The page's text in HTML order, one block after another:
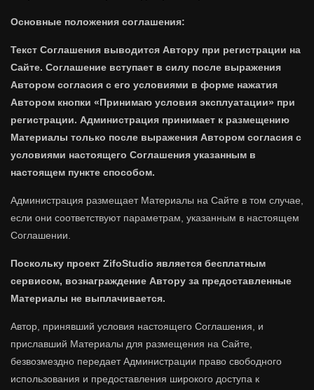
Основные положения соглашения:
Текст Соглашения выводится Автору при регистрации на
Сайте. Соглашение вступает в силу после выражения
Автором согласия с его условиями в форме нажатия
Автором кнопки «Принимаю условия эксплуатации» при
регистрации. Администрация принимает к размещению
Материалы только после выражения Автором согласия с
условиями настоящего Соглашения указанным в
настоящем пункте способом.
Администрация размещает Материалы на Сайте в том случае,
если они соответствуют параметрам, указанным в настоящем
Соглашении.
Поскольку проект ZifoStudio является бесплатным
сервисом, вознаграждение Автору за предоставленные
Материалы не выплачивается.
Автор, принявший условия настоящего Соглашения, и
приславший Материалы для размещения на Сайте,
безвозмездно передает Администрации право свободного
использования и предоставления широкого доступа к